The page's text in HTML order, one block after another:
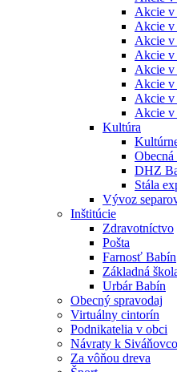
Akcie v
Akcie v
Akcie v
Akcie v
Akcie v
Akcie v
Akcie v
Akcie v
Kultúra
DHZ
Stála
Vývoz
Inštitúcie
Zdravotníctvo
Pošta
Farnosť Babín
Základná
Urbár Babín
Obecný spravodaj
Virtuálny cintorín
Podnikatelia v obci
Návraty k
Za vôňou dreva